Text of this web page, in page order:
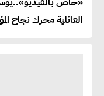
العائلية محرك نجاح